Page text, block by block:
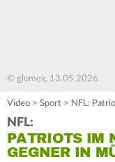
© glomex, 13.05.2026
Video > Sport > NFL:
NFL:
PATRIOTS IM
GEGNER IN